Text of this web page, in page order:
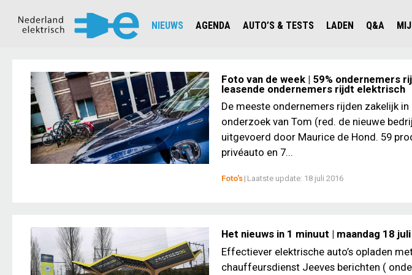
NIEUWS
CIJFERS EN STATISTIEKEN EV'S IN NEDERLAND
AANMELDEN NIEUWSBRIEF
AGENDA
AUTO’S & TESTS
JOUW VOLGENDE AUTO ELEKTRISCH?
LADEN
Q&A
OPLADEN
SLIM
VEILIGHEID
VVE
Foto van de week | 59% ondernemers
leasende ondernemers rijdt elektrisch
De meeste ondernemers rijden zakelijk
onderzoek van Tom (red. de nieuwe
uitgevoerd door Maurice de Hond. 59
privéauto en 7...
Foto's | Laatste update: 18 juli 2016
Het nieuws in 1 minuut | maandag 18
Effectiever elektrische auto’s opladen
chauffeursdienst Jeeves berichten (